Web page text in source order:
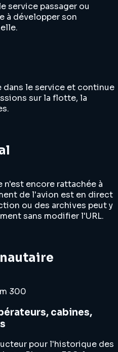
service passager ou
à développer son
dans le service et continue
sur la flotte, la
encore rattachée à
de l'avion est en direct
ou des archives peut y
sans modifier l'URL.
300
cabines,
pour l'historique des